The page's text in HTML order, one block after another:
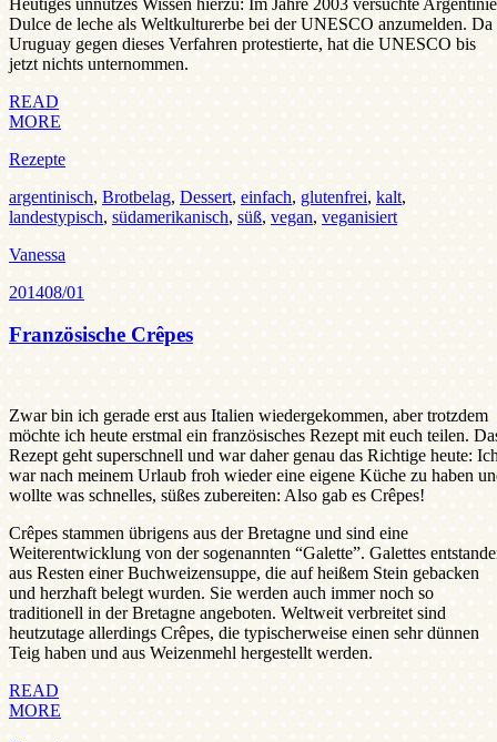
Dulce de leche als Weltkulturerbe bei der UNESCO anzumelden. Da
Uruguay gegen dieses Verfahren protestierte, hat die UNESCO bis
jetzt nichts unternommen.
READ
MORE
Rezepte
argentinisch, Brotbelag, Dessert, einfach, glutenfrei, kalt,
landestypisch, südamerikanisch, süß, vegan, veganisiert
Vanessa
201408/01
Französische Crêpes
Zwar bin ich gerade erst aus Italien wiedergekommen, aber trotzdem
möchte ich heute erstmal ein französisches Rezept mit euch teilen.
Rezept geht superschnell und war daher genau das Richtige heute:
war nach meinem Urlaub froh wieder eine eigene Küche zu haben
wollte was schnelles, süßes zubereiten: Also gab es Crêpes!
Crêpes stammen übrigens aus der Bretagne und sind eine
Weiterentwicklung von der sogenannten “Galette”. Galettes
aus Resten einer Buchweizensuppe, die auf heißem Stein gebacken
und herzhaft belegt wurden. Sie werden auch immer noch so
traditionell in der Bretagne angeboten. Weltweit verbreitet sind
heutzutage allerdings Crêpes, die typischerweise einen sehr dünnen
Teig haben und aus Weizenmehl hergestellt werden.
READ
MORE